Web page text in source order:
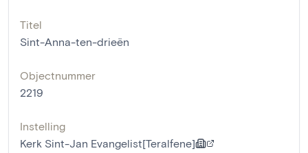
Titel
Sint-Anna-ten-drieën
Objectnummer
2219
Instelling
Kerk Sint-Jan Evangelist[Teralfene]